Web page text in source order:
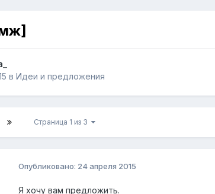
в Идеи и предложения
Страница 1 из 3
Опубликовано: 24 апреля 2015
Я хочу вам предложить.